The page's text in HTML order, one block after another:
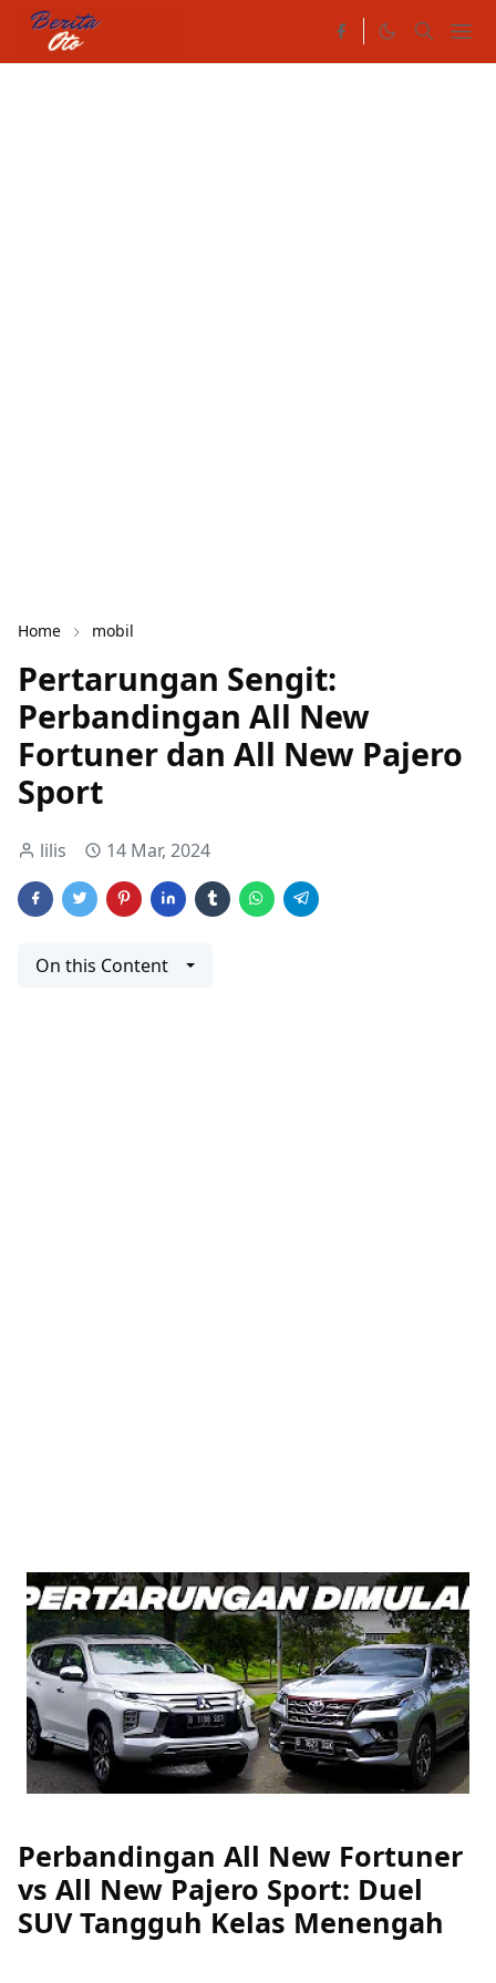
Home mobil
Pertarungan Sengit:
Perbandingan All New
Fortuner dan All New Pajero
Sport
lilis 14 Mar, 2024
On this Content
Perbandingan All New Fortuner
vs All New Pajero Sport: Duel
SUV Tangguh Kelas Menengah